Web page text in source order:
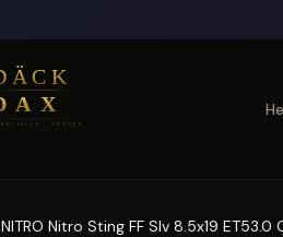
NITRO Nitro Sting FF Slv 8.5x19 ET53.0